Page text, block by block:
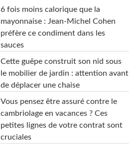
6 fois moins calorique que la
mayonnaise : Jean-Michel Cohen
préfère ce condiment dans les
sauces
Cette guêpe construit son nid sous
le mobilier de jardin : attention avant
de déplacer une chaise
Vous pensez être assuré contre le
cambriolage en vacances ? Ces
petites lignes de votre contrat sont
cruciales